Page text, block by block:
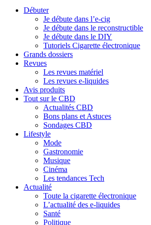
Débuter
Je débute dans l’e-cig
Je débute dans le reconstructible
Je débute dans le DIY
Tutoriels Cigarette électronique
Grands dossiers
Revues
Les revues matériel
Les revues e-liquides
Avis produits
Tout sur le CBD
Actualités CBD
Bons plans et Astuces
Sondages CBD
Lifestyle
Mode
Gastronomie
Musique
Cinéma
Les tendances Tech
Actualité
Toute la cigarette électronique
L’actualité des e-liquides
Santé
Politique